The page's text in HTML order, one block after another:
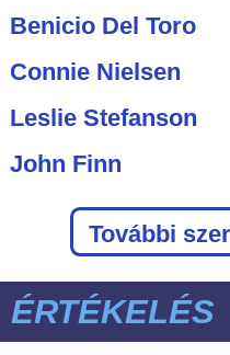
Benicio Del Toro
Connie Nielsen
Leslie Stefanson
John Finn
További
ÉRTÉKELÉS